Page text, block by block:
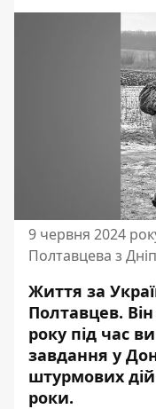
9 червня 2024
Полтавцева з
Життя за
Полтавцев.
року під час
завдання у
штурмових
роки.